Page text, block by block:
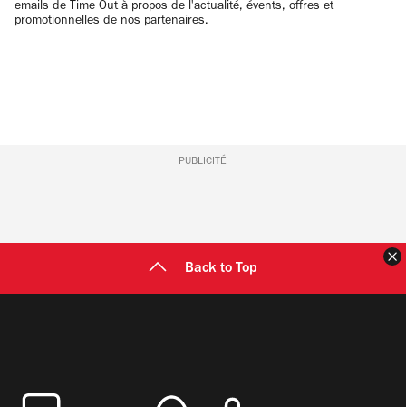
emails de Time Out à propos de l'actualité, évents, offres et
promotionnelles de nos partenaires.
PUBLICITÉ
Back to Top